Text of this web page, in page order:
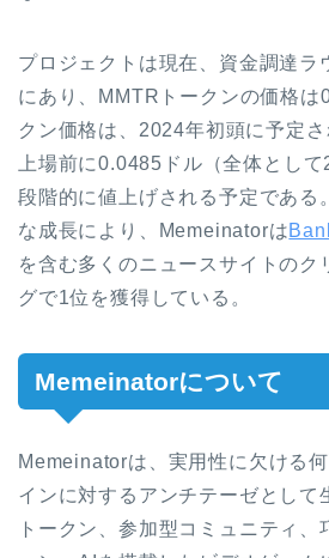
プロジェクトは現在、資金調達ラ
にあり、MMTRトークンの価格は
クン価格は、2024年初頭に予定
上場前に0.0485ドル（全体とし
段階的に値上げされる予定である
な成長により、Memeinatorは
を含む多くのニュースサイトのク
グで1位を獲得している。
Memeinatorについて
Memeinatorは、実用性に欠ける
インに対するアンチテーゼとして
トークン、参加型コミュニティ